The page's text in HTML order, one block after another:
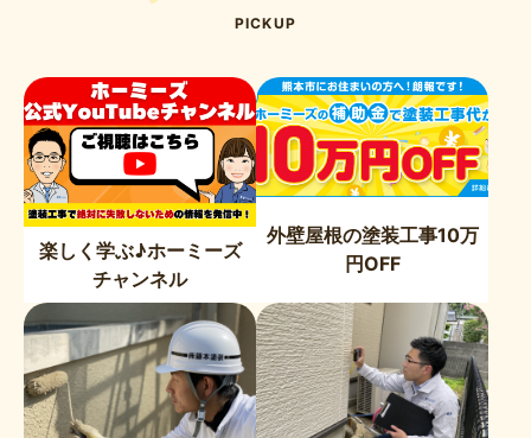
PICKUP
楽しく学ぶ♪ホーミーズ
チャンネル
外壁屋根の塗装工事10万
円OFF